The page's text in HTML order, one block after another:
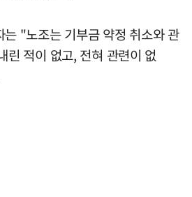
는 "노조는 기부금 약정 취소와 관
린 적이 없고, 전혀 관련이 없